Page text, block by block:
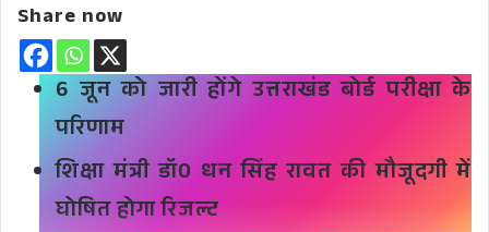
Share now
6 जून को जारी होंगे उत्तराखंड बोर्ड परीक्षा के
परिणाम
शिक्षा मंत्री डॉ0 धन सिंह रावत की मौजूदगी में
घोषित होगा रिजल्ट